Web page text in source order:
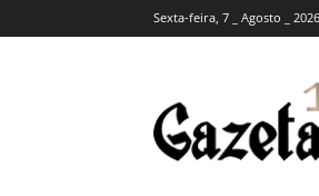
Sexta-feira, 7 _ Agosto _